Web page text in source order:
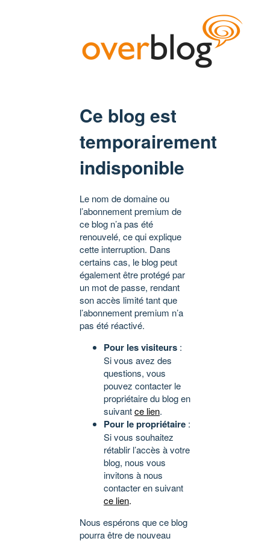
Ce blog est
temporairement
indisponible
Le nom de domaine ou
l’abonnement premium de
ce blog n’a pas été
renouvelé, ce qui explique
cette interruption. Dans
certains cas, le blog peut
également être protégé par
un mot de passe, rendant
son accès limité tant que
l’abonnement premium n’a
pas été réactivé.
Pour les visiteurs :
Si vous avez des
questions, vous
pouvez contacter le
propriétaire du blog en
suivantce lien.
Pour le propriétaire :
Si vous souhaitez
rétablir l’accès à votre
blog, nous vous
invitons à nous
contacter en suivant
ce lien.
Nous espérons que ce blog
pourra être de nouveau